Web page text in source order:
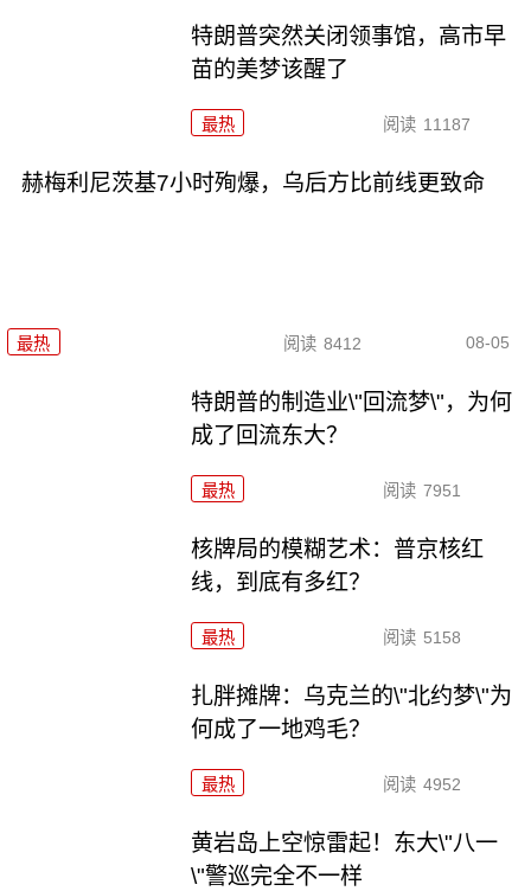
特朗普突然关闭领事馆，高市早
苗的美梦该醒了
最热 阅读 11187
赫梅利尼茨基7小时殉爆，乌后方比前线更致命
最热 阅读 8412 08-05
特朗普的制造业\"回流梦\"，为何
成了回流东大？
最热 阅读 7951
核牌局的模糊艺术：普京核红
线，到底有多红？
最热 阅读 5158
扎胖摊牌：乌克兰的\"北约梦\"为
何成了一地鸡毛？
最热 阅读 4952
黄岩岛上空惊雷起！东大\"八一
\"警巡完全不一样